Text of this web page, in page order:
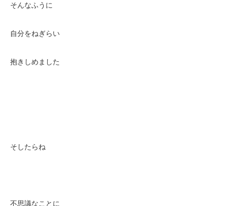
そんなふうに
自分をねぎらい
抱きしめました
そしたらね
不思議なことに